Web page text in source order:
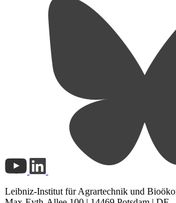
Leibniz-Institut für Agrartechnik und